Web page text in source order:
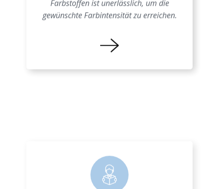
Farbstoffen ist unerlässlich, um die
gewünschte Farbintensität zu erreichen.
Farbprozess EPS
Eine genaue Kenntnis der